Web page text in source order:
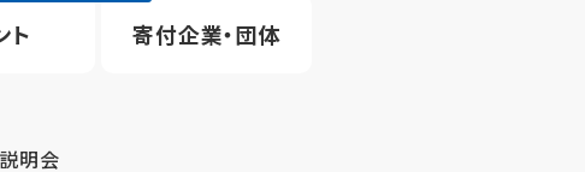
ト 寄付企業・団体
明会